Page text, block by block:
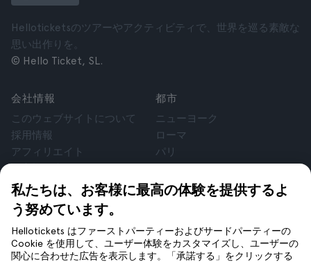
私たちは、お客様に最高の体験を提供するよ
う努めています。
Hellotickets はファーストパーティーおよびサードパーティーの
Cookie を使用して、ユーザー体験をカスタマイズし、ユーザーの
関心に合わせた広告を表示します。「承諾する」をクリックする
Helloticketsのツアーやアクティビティで、世界を巡る素敵な
思い出作りを。
© Hello Ticket, SL.
会社情報
このウェブサイトについて
採用情報
アフィリエイト
個人情報保護方針
利用規約
法律相談
cookie
都市
ニューヨーク
ローマ
パリ
グラナダ